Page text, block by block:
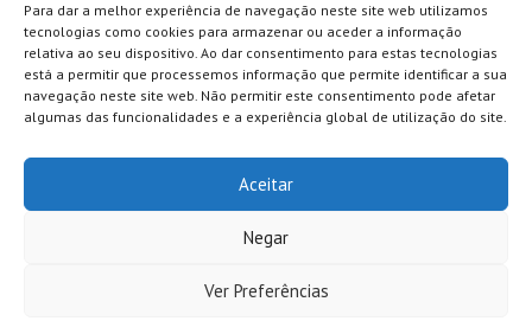
Para dar a melhor experiência de navegação neste site web utilizamos
tecnologias como cookies para armazenar ou aceder a informação
relativa ao seu dispositivo. Ao dar consentimento para estas tecnologias
está a permitir que processemos informação que permite identificar a sua
navegação neste site web. Não permitir este consentimento pode afetar
algumas das funcionalidades e a experiência global de utilização do site.
Aceitar
Negar
Ver Preferências